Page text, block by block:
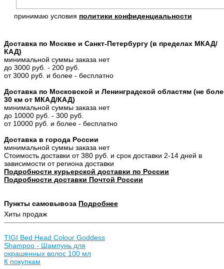
принимаю условия политики конфиденциальности
Доставка по Москве и Санкт-Петербургу (в пределах МКАД/
КАД)
минимальной суммы заказа нет
до 3000 руб. - 200 руб.
от 3000 руб. и более - бесплатно
Доставка по Московской и Ленинградской областям (не
30 км от МКАД/КАД)
минимальной суммы заказа нет
до 10000 руб. - 300 руб.
от 10000 руб. и более - бесплатно
Доставка в города России
минимальной суммы заказа нет
Стоимость доставки от 380 руб. и срок доставки 2-14 дней в
зависимости от региона доставки
Подробности курьерской доставки по России
Подробности доставки Почтой России
Пункты самовывоза Подробнее
Хиты продаж
TIGI Bed Head Colour Goddess
Shampoo - Шампунь для
окрашенных волос 100 мл
К покупкам